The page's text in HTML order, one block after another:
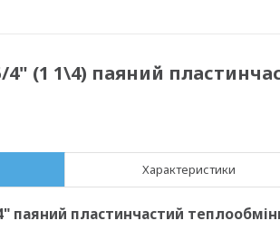
5/4" (1 1\4) паяний
Характеристики
паяний пластинчастий